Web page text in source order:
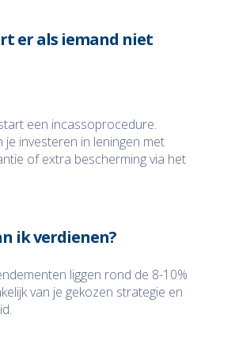
er als iemand niet
een incassoprocedure.
je investeren in leningen met
of extra bescherming via het
ik verdienen?
liggen rond de 8-10%
van je gekozen strategie en